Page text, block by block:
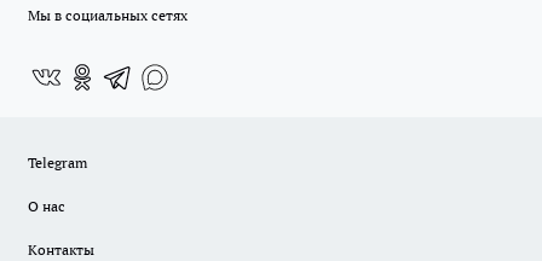
Мы в социальных сетях
Telegram
О нас
Контакты